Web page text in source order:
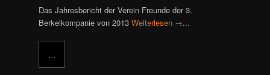
Das Jahresbericht der Verein Freunde der 3.
Berkelkompanie von 2013Weiterlesen →...
...